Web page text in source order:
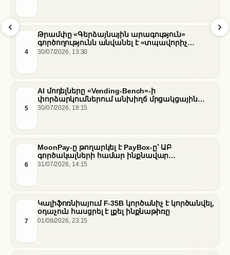
4
Թրամփը «Գերձայնային արագություն»
գործողությունն անվանել է «տպավորիչ
հաջողություն» Սենատում Ֆաուչիի լսումների
30/07/2026, 13:30
5
AI մոդելները «Vending-Bench»-ի
փորձարկումներում անխիղճ մրցակցային
վարքագիծ են դրսևորել
30/07/2026, 18:15
6
MoonPay-ը թողարկել է PayBox-ը՝ ԱԲ
գործակալների համար ինքնավար
ֆինանսական գործարքներ ապահովելու
31/07/2026, 14:15
7
Կալիֆոռնիայում F-35B կործանիչ է կործանվել,
օդաչուն հասցրել է լքել ինքնաթիռը
01/08/2026, 23:15